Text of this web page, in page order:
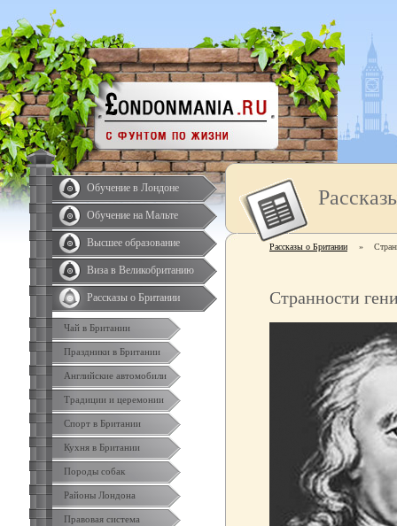
Обучение в Лондоне
Обучение на Мальте
Высшее образование
Виза в Великобританию
Рассказы о Британии
Чай в Британии
Праздники в Британии
Английские автомобили
Традиции и церемонии
Спорт в Британии
Кухня в Британии
Породы собак
Районы Лондона
Правовая система
Рассказы о Британии »
Странности